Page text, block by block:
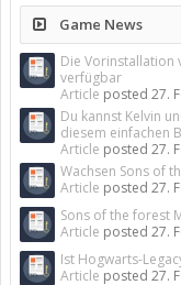
Game News
Die Vorinstallation
verfügbar
Article posted 27.
Du kannst Kelvin
diesem einfachen
Article posted 27.
Wachsen Sons of
Article posted 27.
Sons of the forest
Article posted 27.
Ist Hogwarts-
Article posted 27.